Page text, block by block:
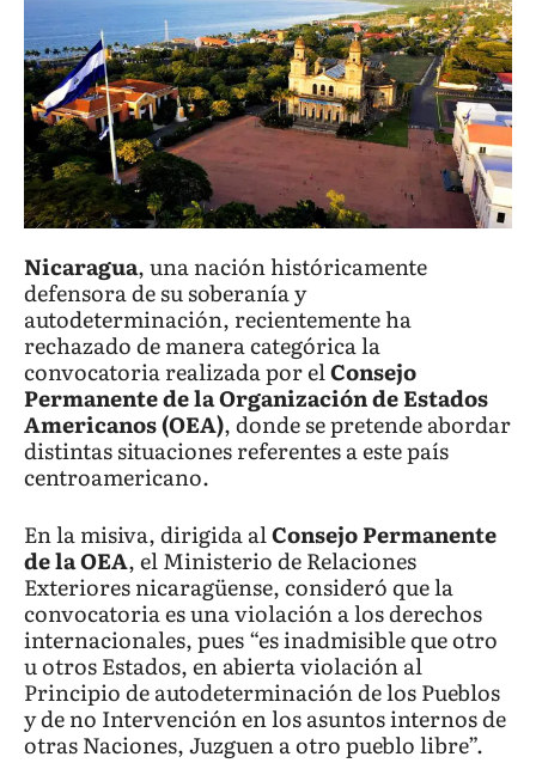
Nicaragua, una nación históricamente
defensora de su soberanía y
autodeterminación, recientemente ha
rechazado de manera categórica la
convocatoria realizada por elConsejo
Permanente de la Organización de Estados
Americanos (OEA), donde se pretende abordar
distintas situaciones referentes a este país
centroamericano.
En la misiva, dirigida alConsejo Permanente
de la OEA, el Ministerio de Relaciones
Exteriores nicaragüense, consideró que la
convocatoria es una violación a los derechos
internacionales, pues “es inadmisible que otro
u otros Estados, en abierta violación al
Principio de autodeterminación de los Pueblos
y de no Intervención en los asuntos internos de
otras Naciones, Juzguen a otro pueblo libre”.